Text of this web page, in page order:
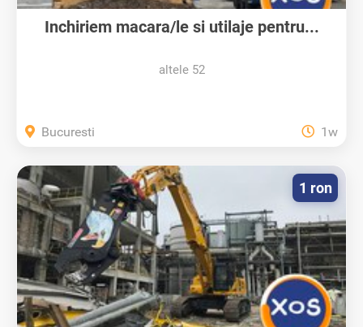
Inchiriem macara/le si utilaje pentru...
altele 52
Bucuresti 1w
1 ron